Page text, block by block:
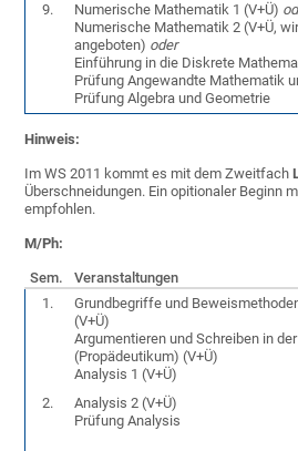
9. Numerische Mathematik 1 (V+Ü)
Numerische Mathematik 2 (V+Ü,
angeboten) oder
Einführung in die Diskrete
Prüfung Angewandte Mathematik
Prüfung Algebra und Geometrie
Hinweis:
Im WS 2011 kommt es mit dem Zweitfach
Überschneidungen. Ein opitionaler Beginn
empfohlen.
M/Ph:
Sem. Veranstaltungen
1.
Grundbegriffe und
(V+Ü)
Argumentieren und Schreiben in
(Propädeutikum) (V+Ü)
Analysis 1 (V+Ü)
2.
Analysis 2 (V+Ü)
Prüfung Analysis